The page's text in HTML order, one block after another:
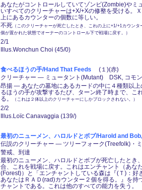
あなたがコントロールしていてゾンビ(Zombie)やミ
いすべてのクリーチャーは+X/+Xの修整を受ける。
上にあるカウンターの個数に等しい。
不死 （このクリーチャーが死亡したとき、これの上に+1/+1カウン
個が置かれた状態でオーナーのコントロール下で戦場に戻す。）
2/1
Illus.Wonchun Choi (45/0)
食べるほうの手/Hand That Feeds (１)(赤)
クリーチャー ― ミュータント(Mutant) DSK, コモン
昂揚 ― あなたの墓地にあるカードの中に４種類以
るほうの手が攻撃するたび、ターン終了時まで、こ
る。
（これは２体以上のクリーチャーにしかブロックされない。）
2/2
Illus.Loïc Canavaggia (139/)
最初のニューメン、ハロルドとボブ/Harold and
伝説のクリーチャー ― ツリーフォーク(Treefolk)・
警戒、到達
最初のニューメン、ハロルドとボブが死亡したとき
合、これを戦場に戻す。これはエンチャント（あな
(Forest)）と「エンチャントしている森は『(Ｔ)：好
あなたはＲＡＤ(rad)カウンター２個を得る。』を持
チャントである。これは他のすべての能力を失う。